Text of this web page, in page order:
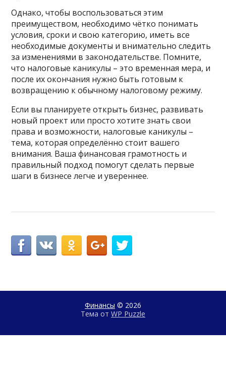
Однако, чтобы воспользоваться этим
преимуществом, необходимо чётко понимать
условия, сроки и свою категорию, иметь все
необходимые документы и внимательно следить
за изменениями в законодательстве. Помните,
что налоговые каникулы – это временная мера, и
после их окончания нужно быть готовым к
возвращению к обычному налоговому режиму.
Если вы планируете открыть бизнес, развивать
новый проект или просто хотите знать свои
права и возможности, налоговые каникулы –
тема, которая определённо стоит вашего
внимания. Ваша финансовая грамотность и
правильный подход помогут сделать первые
шаги в бизнесе легче и увереннее.
Финансы © 2026
Тема от WP Puzzle